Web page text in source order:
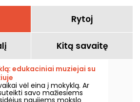
Rytoj
Kitą savaitę
edukaciniai muziejai su
vėl eina į mokyklą. Ar
savo mažiesiems
naujiems mokslo